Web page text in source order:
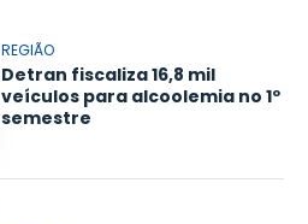
REGIÃO
Detran fiscaliza 16,8 mil
veículos para alcoolemia no 1º
semestre